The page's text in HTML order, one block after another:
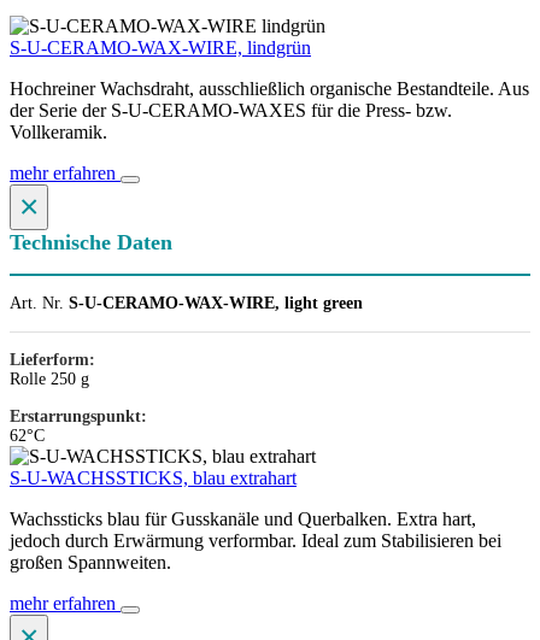
S-U-CERAMO-WAX-WIRE, lindgrün
Hochreiner Wachsdraht, ausschließlich organische Bestandteile. Aus
der Serie der S-U-CERAMO-WAXES für die Press- bzw.
Vollkeramik.
mehr erfahren
×
Technische Daten
Art. Nr. S-U-CERAMO-WAX-WIRE, light green
Lieferform:
Rolle 250 g
Erstarrungspunkt:
62°C
S-U-WACHSSTICKS, blau extrahart
Wachssticks blau für Gusskanäle und Querbalken. Extra hart,
jedoch durch Erwärmung verformbar. Ideal zum Stabilisieren bei
großen Spannweiten.
mehr erfahren